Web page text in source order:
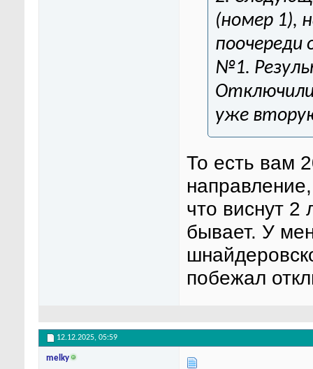
(номер 1),
№1.
уже
То есть вам
что виснут 2
бывает. У
побежал
12.12.2025, 05:59
melky